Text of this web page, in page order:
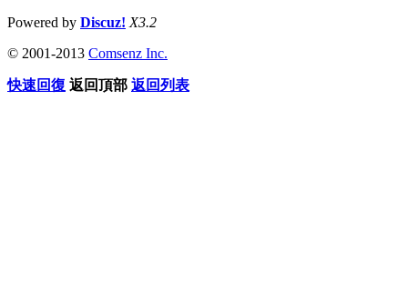
Powered by Discuz! X3.2
© 2001-2013 Comsenz Inc.
快速回復 返回頂部 返回列表